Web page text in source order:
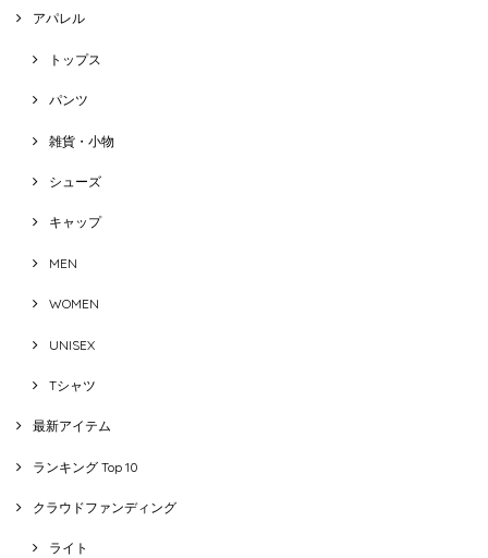
アパレル
トップス
パンツ
雑貨・小物
シューズ
キャップ
MEN
WOMEN
UNISEX
Tシャツ
最新アイテム
ランキング Top 10
クラウドファンディング
ライト